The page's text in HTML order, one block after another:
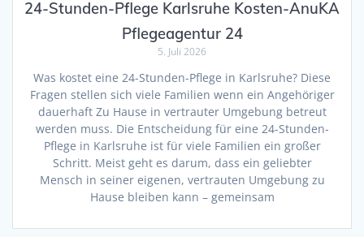
24-Stunden-Pflege Karlsruhe Kosten-AnuKA
Pflegeagentur 24
5. Juli 2026
Was kostet eine 24-Stunden-Pflege in Karlsruhe? Diese
Fragen stellen sich viele Familien wenn ein Angehöriger
dauerhaft Zu Hause in vertrauter Umgebung betreut
werden muss. Die Entscheidung für eine 24-Stunden-
Pflege in Karlsruhe ist für viele Familien ein großer
Schritt. Meist geht es darum, dass ein geliebter
Mensch in seiner eigenen, vertrauten Umgebung zu
Hause bleiben kann – gemeinsam